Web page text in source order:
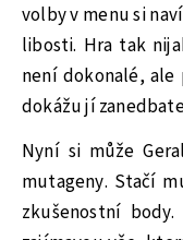
volby v menu si
libosti. Hra tak
není dokonalé, ale
dokážu jí
Nyní si může
mutageny. Stačí
zkušenostní